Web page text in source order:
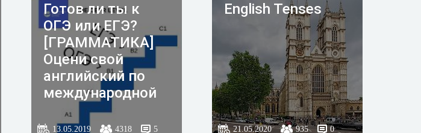
Готов ли ты к
ОГЭ или ЕГЭ?
[ГРАММАТИКА]
Оцени свой
английский по
международной
шкале CEFR.
13.05.2019 4318 5
English Tenses
21.05.2020 935 0